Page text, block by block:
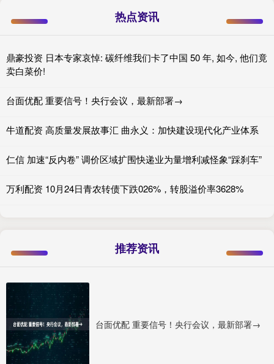
热点资讯
鼎豪投资 日本专家哀悼: 碳纤维我们卡了中国 50 年, 如今, 他们竟
卖白菜价!
台面优配 重要信号！央行会议，最新部署→
牛道配资 高质量发展故事汇 曲永义：加快建设现代化产业体系
仁信 加速“反内卷” 调价区域扩围快递业为量增利减怪象“踩刹车”
万利配资 10月24日青农转债下跌026%，转股溢价率3628%
推荐资讯
台面优配 重要信号！央行会议，最新部署→